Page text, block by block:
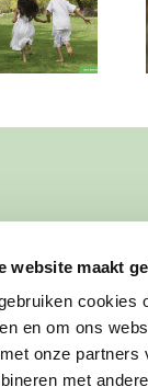
website maakt
cookies
en om ons
onze partners
met
Gewoon even
kind zijn